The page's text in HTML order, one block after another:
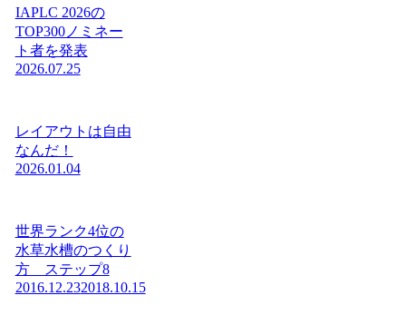
IAPLC 2026の
TOP300ノミネー
ト者を発表
2026.07.25
レイアウトは自由
なんだ！
2026.01.04
世界ランク4位の
水草水槽のつくり
方 ステップ8
2016.12.232018.10.15